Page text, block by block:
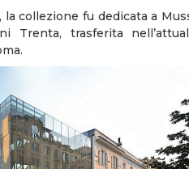
collezione fu dedicata a
Trenta, trasferita